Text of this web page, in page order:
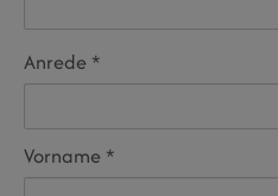
Anrede
Vorname